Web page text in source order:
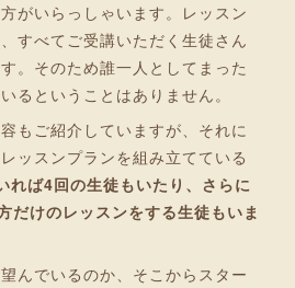
がいらっしゃいます。レッスン
すべてご受講いただく生徒さん
。そのため誰一人としてまった
るということはありません。
もご紹介していますが、それに
ッスンプランを組み立てている
れば4回の生徒もいたり、さらに
だけのレッスンをする生徒もいま
んでいるのか、そこからスター